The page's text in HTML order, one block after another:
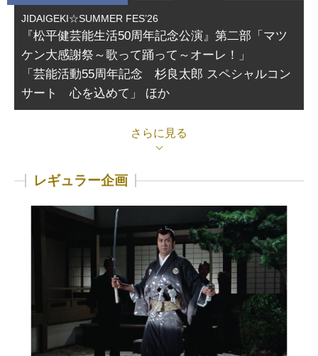
JIDAIGEKI☆SUMMER FES’26
『松平健芸能生活50周年記念公演』第二部「マツ
ケン大感謝祭～歌って踊って～オーレ！」
「芸能活動55周年記念 杉良太郎 スペシャルコン
サート 心を込めて」 ほか
さらに見る
レギュラー企画